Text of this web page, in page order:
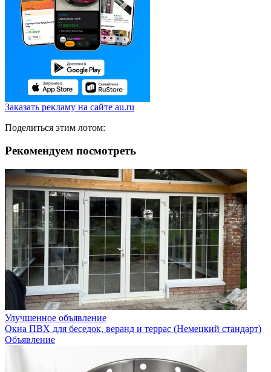
Заказать рекламу на сайте au.ru
Поделиться этим лотом:
Рекомендуем посмотреть
Улучшенное объявление
Окна ПВХ для беседок, веранд и террас (Немецкий стандарт)
Объявление